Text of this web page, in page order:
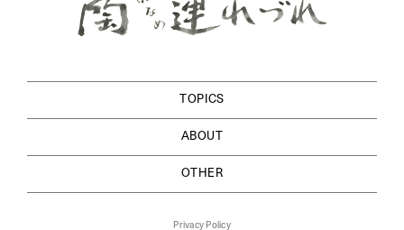
TOPICS
ABOUT
OTHER
Privacy Policy